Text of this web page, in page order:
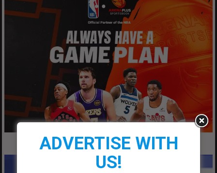
ADVERTISE WITH
US!